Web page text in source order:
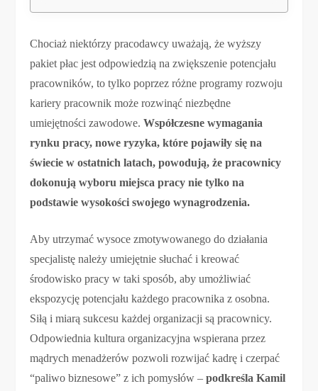
Chociaż niektórzy pracodawcy uważają, że wyższy
pakiet płac jest odpowiedzią na zwiększenie potencjału
pracowników, to tylko poprzez różne programy rozwoju
kariery pracownik może rozwinąć niezbędne
umiejętności zawodowe.Współczesne wymagania
rynku pracy, nowe ryzyka, które pojawiły się na
świecie w ostatnich latach, powodują, że pracownicy
dokonują wyboru miejsca pracy nie tylko na
podstawie wysokości swojego wynagrodzenia.
Aby utrzymać wysoce zmotywowanego do działania
specjalistę należy umiejętnie słuchać i kreować
środowisko pracy w taki sposób, aby umożliwiać
ekspozycję potencjału każdego pracownika z osobna.
Siłą i miarą sukcesu każdej organizacji są pracownicy.
Odpowiednia kultura organizacyjna wspierana przez
mądrych menadżerów pozwoli rozwijać kadrę i czerpać
“paliwo biznesowe” z ich pomysłów –podkreśla Kamil